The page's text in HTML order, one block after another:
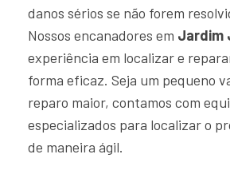
danos sérios se não forem
Nossos encanadores em Jardim
experiência em localizar e
forma eficaz. Seja um pequeno
reparo maior, contamos com
especializados para localizar o
de maneira ágil.